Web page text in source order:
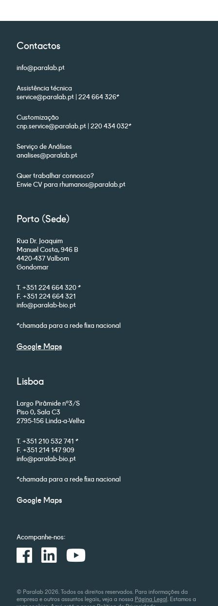
Contactos
info@paralab.pt
Assistência técnica
service@paralab.pt | 224 664 326*
Customização
cnp.service@paralab.pt | 220 434 032*
Serviço de Análises
analises@paralab.pt
Quer trabalhar connosco?
Envie CV para rhumanos@paralab.pt
Porto (Sede)
Rua Dr. Joaquim
Manuel Costa, 946 B
4420-437 Valbom
Gondomar
T. +351 224 664 320 *
F. +351 224 664 321
info@paralab-bio.pt
*chamada para a rede fixa nacional
Google Maps
Lisboa
Largo Pirâmide nº3/S
Piso 0, Sala C3
2795-156 Linda-a-Velha
T. +351 210 532 741 *
F. +351 214 147 909
info@paralab-bio.pt
*chamada para a rede fixa nacional
Google Maps
Acompanhe-nos:
© Paralab 2026. Todos os direitos reservados. Para informações da
empresa e outros assuntos legais, veja a nossa Página Legal . Estamos a